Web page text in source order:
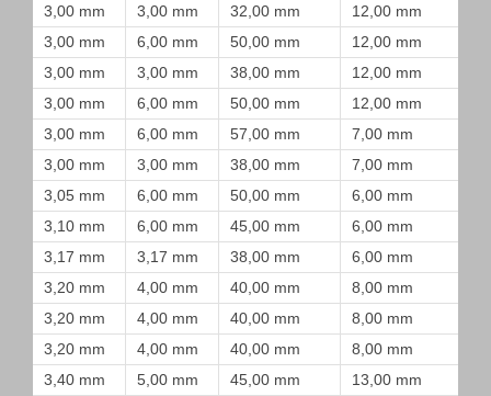
3,00 mm
3,00 mm 32,00 mm
12,00 mm
3,00 mm
6,00 mm 50,00 mm
12,00 mm
3,00 mm
3,00 mm 38,00 mm
12,00 mm
3,00 mm
6,00 mm 50,00 mm
12,00 mm
3,00 mm
6,00 mm 57,00 mm
7,00 mm
3,00 mm
3,00 mm 38,00 mm
7,00 mm
3,05 mm
6,00 mm 50,00 mm
6,00 mm
3,10 mm
6,00 mm 45,00 mm
6,00 mm
3,17 mm
3,17 mm 38,00 mm
6,00 mm
3,20 mm
4,00 mm 40,00 mm
8,00 mm
3,20 mm
4,00 mm 40,00 mm
8,00 mm
3,20 mm
4,00 mm 40,00 mm
8,00 mm
3,40 mm
5,00 mm 45,00 mm 13,00 mm